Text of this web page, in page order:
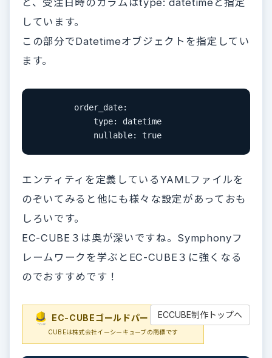
と、受注日時のカラムはtype: datetimeと指定
しています。
この部分でDatetimeオブジェクトを指定してい
ます。
        order_date:
            type: datetime
            nullable: true
エンティティを定義しているYAMLファイルを
のぞいてみると他にも様々な設定があっておも
しろいです。
EC-CUBE３は奥が深いですね。Symphonyフ
レームワークを学ぶとEC-CUBE３に強くなる
のでおすすめです！
EC-CUBEゴールドパートナーEC-
CUBEは株式会社イーシーキューブの商標です
ECCUBE制作トップへ